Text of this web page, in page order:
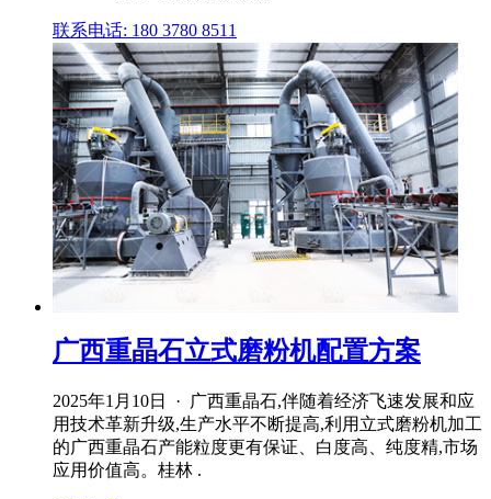
联系电话: 180 3780 8511
广西重晶石立式磨粉机配置方案
2025年1月10日 · 广西重晶石,伴随着经济飞速发展和应
用技术革新升级,生产水平不断提高,利用立式磨粉机加工
的广西重晶石产能粒度更有保证、白度高、纯度精,市场
应用价值高。桂林 .